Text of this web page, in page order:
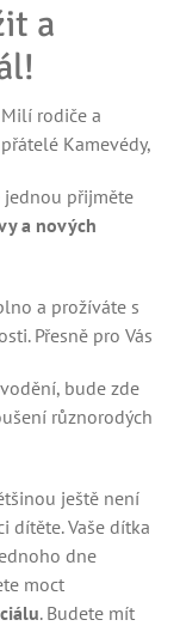
a
Milí rodiče a
přátelé Kamevédy,
jednou přijměte
a nových
a prožíváte s
Přesně pro Vás
bude zde
různorodých
ještě není
dítěte. Vaše dítka
dne
moct
. Budete mít